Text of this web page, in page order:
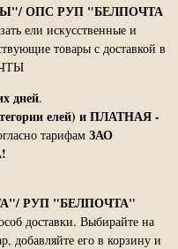
ОПС РУП "БЕЛПОЧТА
ели искусственные и
товары с доставкой в
дней.
елей) и ПЛАТНАЯ -
тарифам ЗАО
РУП "БЕЛПОЧТА"
доставки. Выбирайте на
добавляйте его в корзину и